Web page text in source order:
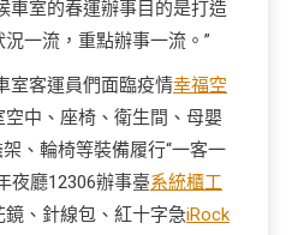
車室的春運辦事目的是打造
一流，重點辦事一流。”
室客運員們面臨疫情幸福空
中、座椅、衛生間、母嬰
、輪椅等裝備履行“一客一
夜廳12306辦事臺系統櫃工
、針線包、紅十字急iRock